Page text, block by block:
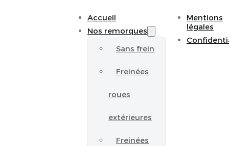
Accueil
Nos remorques
Sans frein
Freinées
roues
extérieures
Freinées
Mentions
légales